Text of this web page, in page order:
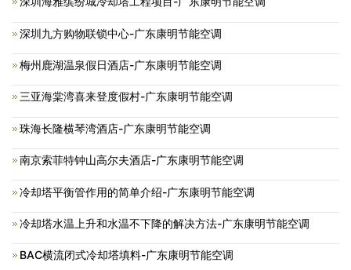
深圳九方购物联锁中心-广东康明节能空调
梅州鹿湖温泉假日酒店-广东康明节能空调
三亚海棠湾喜来登度假村-广东康明节能空调
珠海长隆横琴湾酒店-广东康明节能空调
南京索菲特钟山高尔夫酒店-广东康明节能空调
冷却塔平衡管作用的简单介绍-广东康明节能空调
冷却塔水温上升和水温不下降的解决方法-广东康明节能空调
BAC横流闭式冷却塔填料-广东康明节能空调